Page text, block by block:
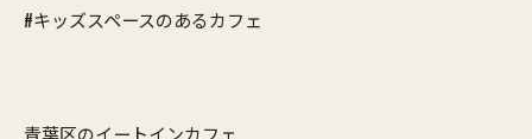
#キッズスペースのあるカフェ
青葉区のイートインカフェ